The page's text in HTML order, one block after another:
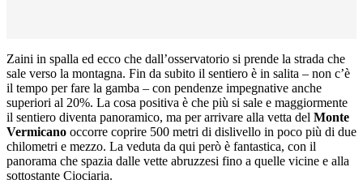
Zaini in spalla ed ecco che dall’osservatorio si prende la strada che
sale verso la montagna. Fin da subito il sentiero è in salita – non c’è
il tempo per fare la gamba – con pendenze impegnative anche
superiori al 20%. La cosa positiva è che più si sale e maggiormente
il sentiero diventa panoramico, ma per arrivare alla vetta del Monte
Vermicano occorre coprire 500 metri di dislivello in poco più di due
chilometri e mezzo. La veduta da qui però è fantastica, con il
panorama che spazia dalle vette abruzzesi fino a quelle vicine e alla
sottostante Ciociaria.